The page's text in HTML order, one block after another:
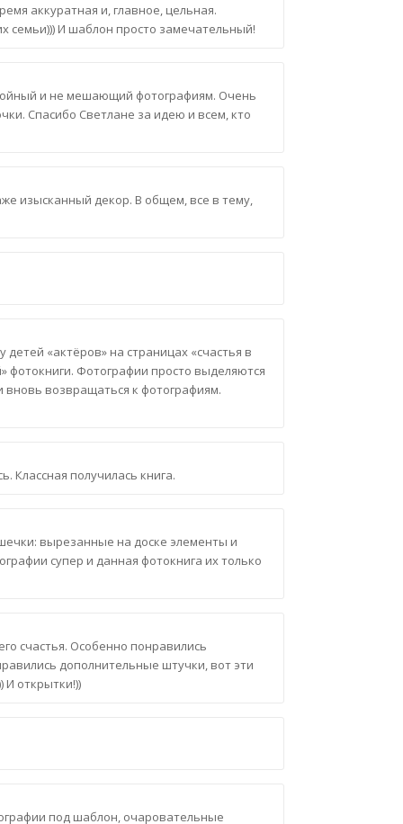
аккуратная и, главное, цельная.
семьи))) И шаблон просто замечательный!
и не мешающий фотографиям. Очень
Спасибо Светлане за идею и всем, кто
изысканный декор. В общем, все в тему,
«актёров» на страницах «счастья в
фотокниги. Фотографии просто выделяются
вновь возвращаться к фотографиям.
Классная получилась книга.
вырезанные на доске элементы и
супер и данная фотокнига их только
счастья. Особенно понравились
дополнительные штучки, вот эти
открытки!))
под шаблон, очаровательные